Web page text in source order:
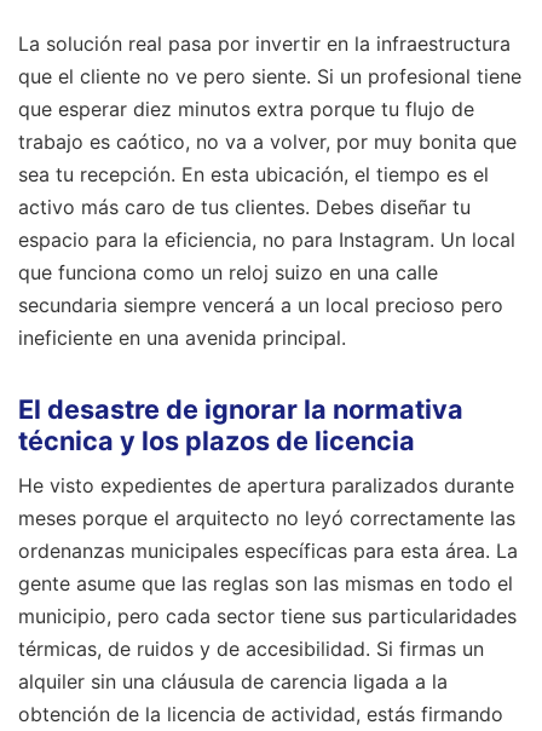
La solución real pasa por invertir en la infraestructura
que el cliente no ve pero siente. Si un profesional tiene
que esperar diez minutos extra porque tu flujo de
trabajo es caótico, no va a volver, por muy bonita que
sea tu recepción. En esta ubicación, el tiempo es el
activo más caro de tus clientes. Debes diseñar tu
espacio para la eficiencia, no para Instagram. Un local
que funciona como un reloj suizo en una calle
secundaria siempre vencerá a un local precioso pero
ineficiente en una avenida principal.
El desastre de ignorar la normativa
técnica y los plazos de licencia
He visto expedientes de apertura paralizados durante
meses porque el arquitecto no leyó correctamente las
ordenanzas municipales específicas para esta área. La
gente asume que las reglas son las mismas en todo el
municipio, pero cada sector tiene sus particularidades
térmicas, de ruidos y de accesibilidad. Si firmas un
alquiler sin una cláusula de carencia ligada a la
obtención de la licencia de actividad, estás firmando